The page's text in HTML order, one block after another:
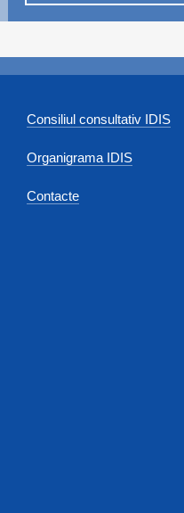
Consiliul consultativ IDIS
Organigrama IDIS
Contacte